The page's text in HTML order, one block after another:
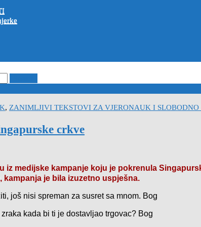
, ZANIMLJIVI TEKSTOVI ZA VJERONAUK I SLOBODNO
crkve
iz medijske kampanje koju je pokrenula
kampanja je bila izuzetno uspješna.
još nisi spreman za susret sa mnom. Bog
kada bi ti je dostavljao trgovac? Bog